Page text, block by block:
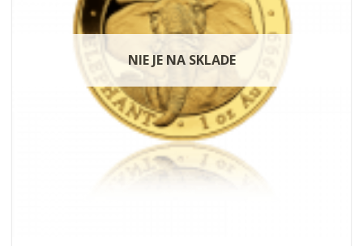
NIE JE NA SKLADE